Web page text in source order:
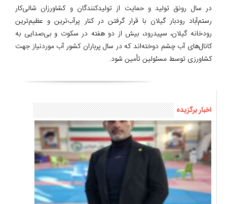
در سال رونق تولید و حمایت از تولیدکنندگان و کشاورزان شالی‌کار
رستم‌آباد رودبار گیلان با قرار گرفتن در کنار پرآب‌ترین و عظیم‌ترین
رودخانه گیلان، سپیدرود، بیش از دو هفته در سکوت و بی‌صدایی به
کانال‌های آب چشم دوخته‌اند که در سال پرباران کشور آب موردنیاز جهت
کشاورزی توسط مسئولین تأمین شود.
اخبار برگزیده